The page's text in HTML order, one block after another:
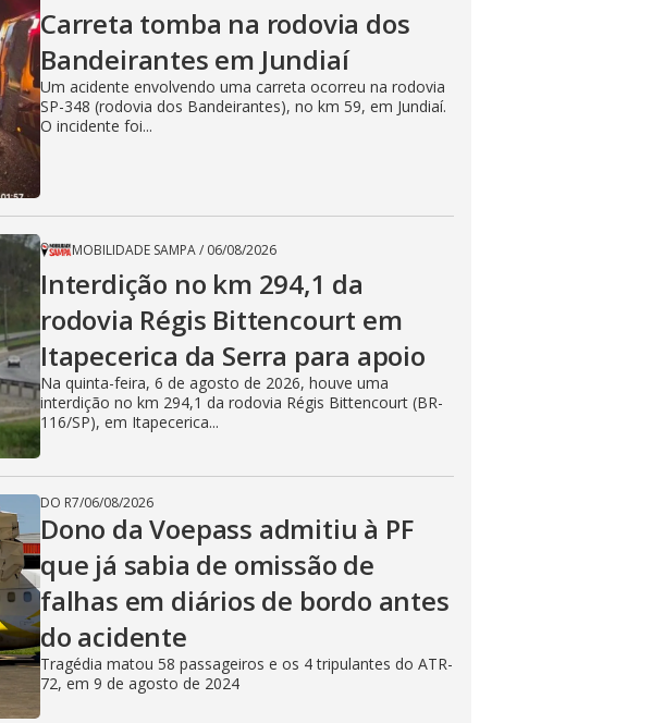
Carreta tomba na rodovia dos
Bandeirantes em Jundiaí
Um acidente envolvendo uma carreta ocorreu na rodovia
SP-348 (rodovia dos Bandeirantes), no km 59, em Jundiaí.
O incidente foi...
MOBILIDADE SAMPA/ 06/08/2026
Interdição no km 294,1 da
rodovia Régis Bittencourt em
Itapecerica da Serra para apoio
Na quinta-feira, 6 de agosto de 2026, houve uma
interdição no km 294,1 da rodovia Régis Bittencourt (BR-
116/SP), em Itapecerica...
DO R7/06/08/2026
Dono da Voepass admitiu à PF
que já sabia de omissão de
falhas em diários de bordo antes
do acidente
Tragédia matou 58 passageiros e os 4 tripulantes do ATR-
72, em 9 de agosto de 2024